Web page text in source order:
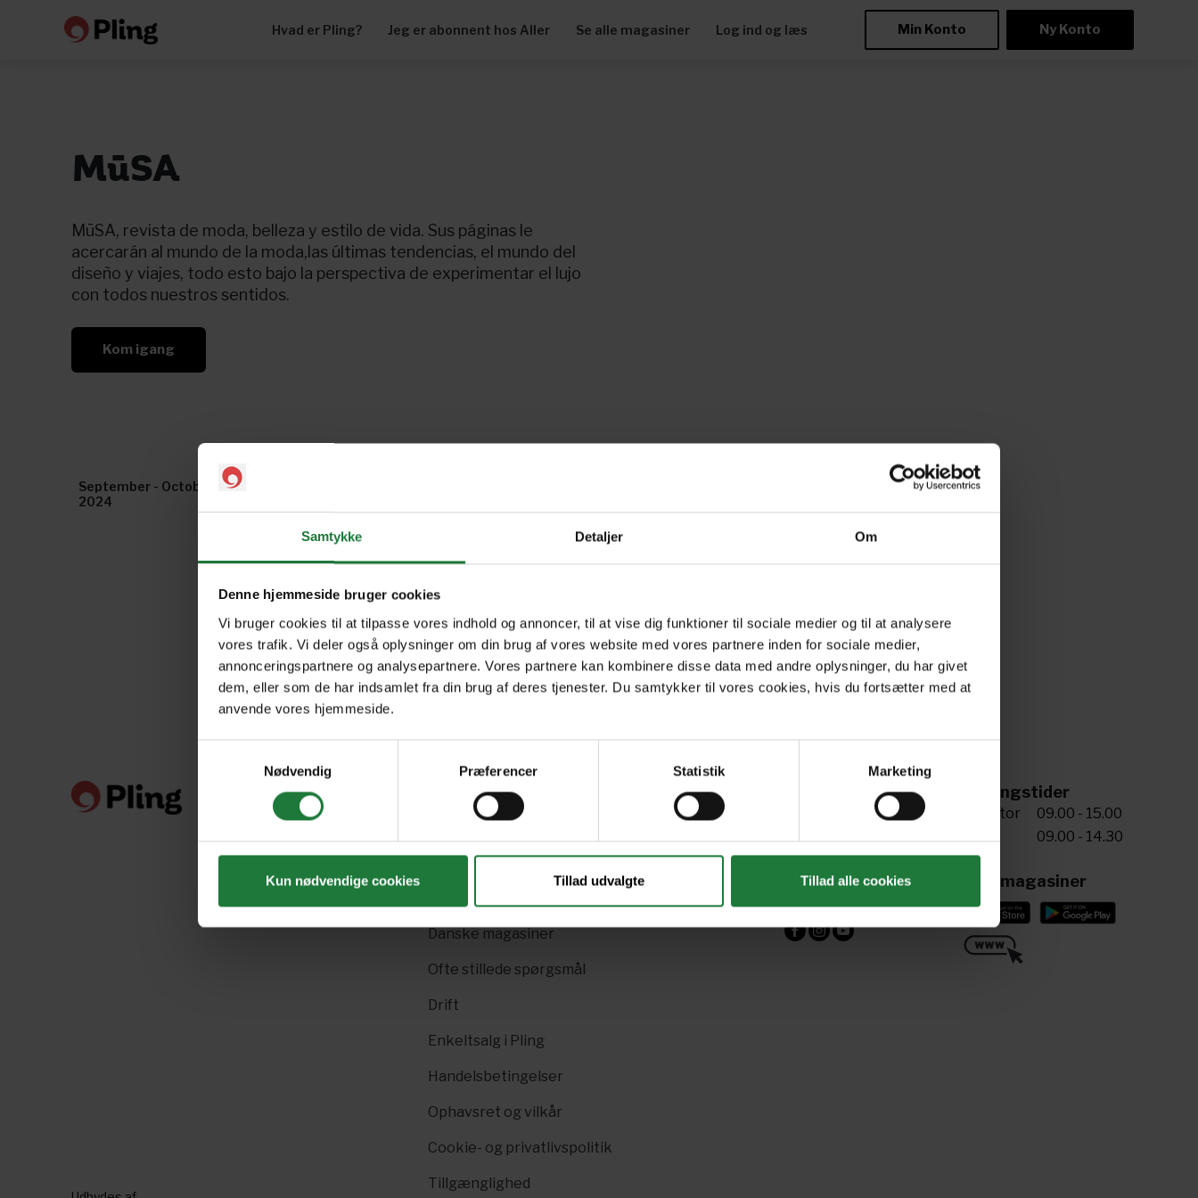
Samtykke Detaljer Om
Denne hjemmeside bruger cookies
Vi bruger cookies til at tilpasse vores indhold og annoncer, til at vise dig funktioner til sociale medier og til at analysere
vores trafik. Vi deler også oplysninger om din brug af vores website med vores partnere inden for sociale medier,
annonceringspartnere og analysepartnere. Vores partnere kan kombinere disse data med andre oplysninger, du har givet
dem, eller som de har indsamlet fra din brug af deres tjenester. Du samtykker til vores cookies, hvis du fortsætter med at
anvende vores hjemmeside.
Nødvendig
Præferencer Statistik Marketing
Kun nødvendige cookies Tillad udvalgte Tillad alle cookies
Hvad er Pling? Jeg er abonnent hos Aller Se alle magasiner Log ind og læs Min Konto Ny Konto
MūSA
MūSA, revista de moda, belleza y estilo de vida. Sus páginas le
acercarán al mundo de la moda,las últimas tendencias, el mundo del
diseño y viajes, todo esto bajo la perspectiva de experimentar el lujo
con todos nuestros sentidos.
Kom igang
September - October -
2024
Forrige 1 Næste
Nyt i Pling
Gavekort
Pling Favorit
Danske magasiner
Ofte stillede spørgsmål
Drift
Enkeltsalg i Pling
Handelsbetingelser
Ophavsret og vilkår
Cookie- og privatlivspolitik
Tillgænglighed
+45 72 34 20 81
Find os her
Åbningstider
Man-tor
09.00 - 15.00
Fre
09.00 - 14.30
Læs magasiner